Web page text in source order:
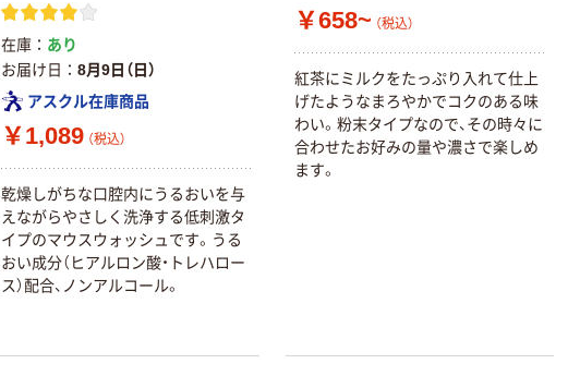
在庫
あり
お届け日
8月9日（日）
アスクル在庫商品
￥1,089 （税込）
乾燥しがちな口腔内にうるおいを与
えながらやさしく洗浄する低刺激タ
イプのマウスウォッシュです。うる
おい成分（ヒアルロン酸・トレハロー
ス）配合、ノンアルコール。
￥658~ （税込）
紅茶にミルクをたっぷり入れて仕上
げたようなまろやかでコクのある味
わい。粉末タイプなので、その時々に
合わせたお好みの量や濃さで楽しめ
ます。